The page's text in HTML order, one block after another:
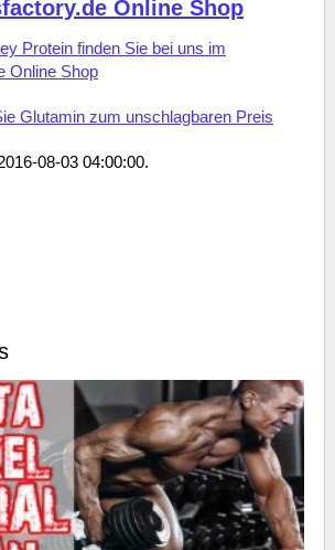
Online Shop
Protein finden Sie bei uns im
Online Shop
Glutamin zum unschlagbaren Preis
08-03 04:00:00.